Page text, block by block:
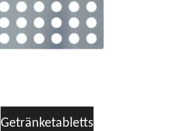
Getränketabletts